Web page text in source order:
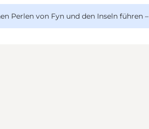
Perlen von Fyn und den Inseln führen –